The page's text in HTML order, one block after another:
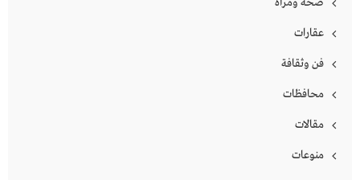
عقارات
فن وثقافة
محافظات
مقالات
منوعات